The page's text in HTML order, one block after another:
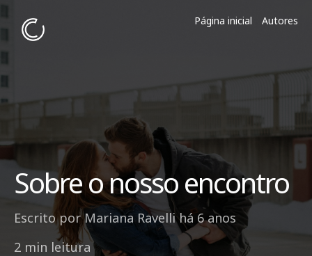
Página inicial Autores
Sobre o nosso encontro
Escrito porMariana Ravelli há 6 anos
2 min leitura